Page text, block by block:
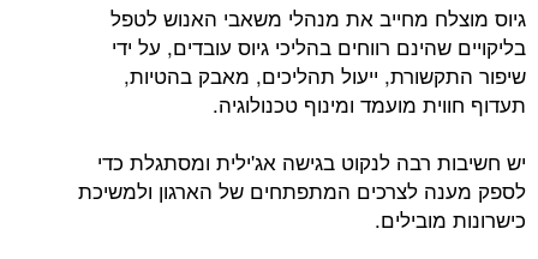
גיוס מוצלח מחייב את מנהלי משאבי האנוש לטפל
בליקויים שהינם רווחים בהליכי גיוס עובדים, על ידי
שיפור התקשורת, ייעול תהליכים, מאבק בהטיות,
תעדוף חווית מועמד ומינוף טכנולוגיה.
יש חשיבות רבה לנקוט בגישה אג'ילית ומסתגלת כדי
לספק מענה לצרכים המתפתחים של הארגון ולמשיכת
כישרונות מובילים.